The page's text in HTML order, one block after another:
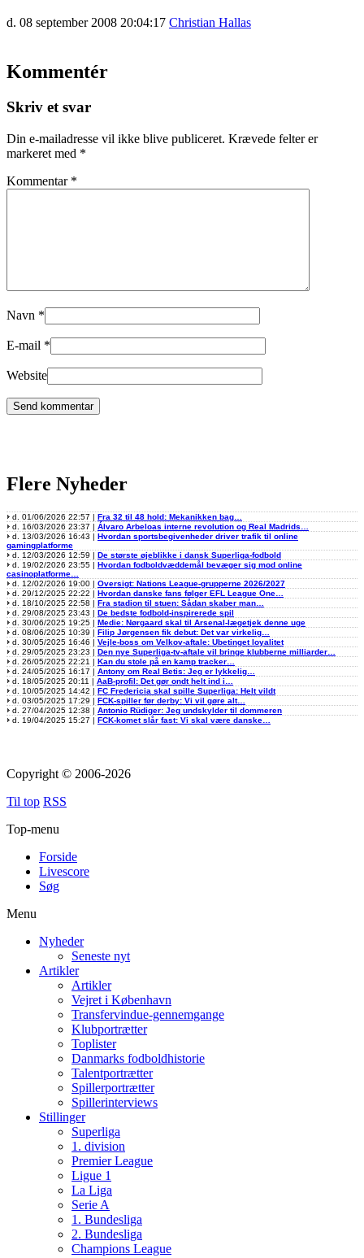
d. 08 september 2008 20:04:17 Christian Hallas
Kommentér
Skriv et svar
Din e-mailadresse vil ikke blive publiceret. Krævede felter er
markeret med *
Kommentar *
Navn *
E-mail *
Website
Flere Nyheder
d. 01/06/2026 22:57 | Fra 32 til 48 hold: Mekanikken bag…
d. 16/03/2026 23:37 | Álvaro Arbeloas interne revolution og Real Madrids…
d. 13/03/2026 16:43 | Hvordan sportsbegivenheder driver trafik til online
gamingplatforme
d. 12/03/2026 12:59 | De største øjeblikke i dansk Superliga-fodbold
d. 19/02/2026 23:55 | Hvordan fodboldvæddemål bevæger sig mod online
casinoplatforme…
d. 12/02/2026 19:00 | Oversigt: Nations League-grupperne 2026/2027
d. 29/12/2025 22:22 | Hvordan danske fans følger EFL League One…
d. 18/10/2025 22:58 | Fra stadion til stuen: Sådan skaber man…
d. 29/08/2025 23:43 | De bedste fodbold-inspirerede spil
d. 30/06/2025 19:25 | Medie: Nørgaard skal til Arsenal-lægetjek denne uge
d. 08/06/2025 10:39 | Filip Jørgensen fik debut: Det var virkelig…
d. 30/05/2025 16:46 | Vejle-boss om Velkov-aftale: Ubetinget loyalitet
d. 29/05/2025 23:23 | Den nye Superliga-tv-aftale vil bringe klubberne milliarder…
d. 26/05/2025 22:21 | Kan du stole på en kamp tracker…
d. 24/05/2025 16:17 | Antony om Real Betis: Jeg er lykkelig…
d. 18/05/2025 20:11 | AaB-profil: Det gør ondt helt ind i…
d. 10/05/2025 14:42 | FC Fredericia skal spille Superliga: Helt vildt
d. 03/05/2025 17:29 | FCK-spiller før derby: Vi vil gøre alt…
d. 27/04/2025 12:38 | Antonio Rüdiger: Jeg undskylder til dommeren
d. 19/04/2025 15:27 | FCK-komet slår fast: Vi skal være danske…
Copyright © 2006-2026
Til top RSS
Top-menu
Forside
Livescore
Søg
Menu
Nyheder
Seneste nyt
Artikler
Artikler
Vejret i København
Transfervindue-gennemgange
Klubportrætter
Toplister
Danmarks fodboldhistorie
Talentportrætter
Spillerportrætter
Spillerinterviews
Stillinger
Superliga
1. division
Premier League
Ligue 1
La Liga
Serie A
1. Bundesliga
2. Bundesliga
Champions League